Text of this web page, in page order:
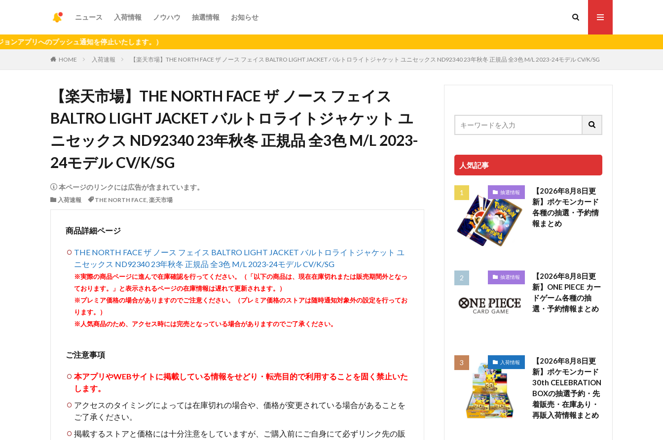
ニュース 入荷情報 ノウハウ 抽選情報 お知らせ
のプッシュ通知を停止いたします。）
HOME 入荷速報 【楽天市場】THE NORTH FACE ザ ノース フェイス BALTRO LIGHT JACKET バルトロライトジャケット ユニセックス ND92340 23年秋冬 正規品 全3色 M/L 2023-24モデル CV/K/SG
【楽天市場】THE NORTH FACE ザ ノース フェイス
BALTRO LIGHT JACKET バルトロライトジャケット ユ
ニセックス ND92340 23年秋冬 正規品 全3色 M/L 2023-
24モデル CV/K/SG
本ページのリンクには広告が含まれています。
入荷速報 THE NORTH FACE, 楽天市場
商品詳細ページ
THE NORTH FACE ザ ノース フェイス BALTRO LIGHT JACKET バルトロライトジャケット ユ
ニセックス ND92340 23年秋冬 正規品 全3色 M/L 2023-24モデル CV/K/SG
※実際の商品ページに進んで在庫確認を行ってください。（「以下の商品は、現在在庫切れまたは販売期間外となっ
ております。」と表示されるページの在庫情報は遅れて更新されます。）
※プレミア価格の場合がありますのでご注意ください。（プレミア価格のストアは随時通知対象外の設定を行ってお
ります。）
※人気商品のため、アクセス時には完売となっている場合がありますのでご了承ください。
ご注意事項
本アプリやWEBサイトに掲載している情報をせどり・転売目的で利用することを固く禁止いた
します。
アクセスのタイミングによっては在庫切れの場合や、価格が変更されている場合があることを
ご了承ください。
掲載するストアと価格には十分注意をしていますが、ご購入前にご自身にて必ずリンク先の販
人気記事
抽選情報
【2026年8月8日更
新】ポケモンカード
各種の抽選・予約情
報まとめ
抽選情報
【2026年8月8日更
新】ONE PIECE カー
ドゲーム各種の抽
選・予約情報まとめ
入荷情報
【2026年8月8日更
新】ポケモンカード
30th CELEBRATION
BOXの抽選予約・先
着販売・在庫あり・
再販入荷情報まとめ